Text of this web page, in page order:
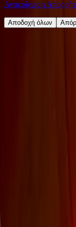
Ανακοίνωση
Αποδοχή όλων